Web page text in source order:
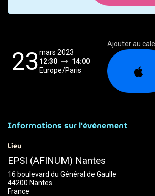
23mars 2023
12:30
14:00
Europe/Paris
Ajouter au
Informations sur l'événement
Lieu
EPSI (AFINUM) Nantes
16 boulevard du Général de Gaulle
44200 Nantes
France